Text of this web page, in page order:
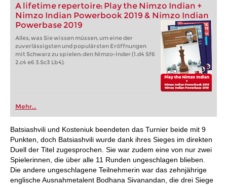
A lifetime repertoire: Play the Nimzo Indian +
Nimzo Indian Powerbook 2019 & Nimzo Indian
Powerbase 2019
Alles, was Sie wissen müssen, um eine der
zuverlässigsten und populärsten Eröffnungen
mit Schwarz zu spielen: den Nimzo-Inder (1.d4 Sf6
2.c4 e6 3.Sc3 Lb4).
Mehr...
Batsiashvili und Kosteniuk beendeten das Turnier beide mit 9
Punkten, doch Batsiashvili wurde dank ihres Sieges im direkten
Duell der Titel zugesprochen. Sie war zudem eine von nur zwei
Spielerinnen, die über alle 11 Runden ungeschlagen blieben.
Die andere ungeschlagene Teilnehmerin war das zehnjährige
englische Ausnahmetalent Bodhana Sivanandan, die drei Siege